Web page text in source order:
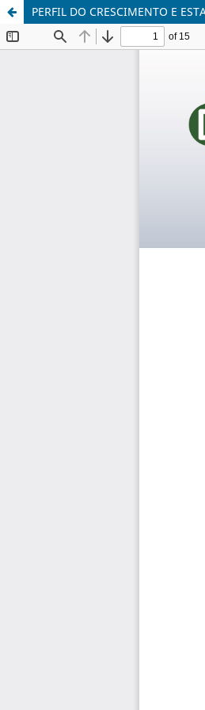
PERFIL DO CRESCIMENTO E